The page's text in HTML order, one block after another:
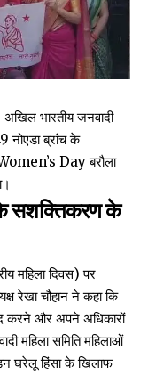
अखिल भारतीय जनवादी
नोएडा ब्रांच के
Day बरौला
के सशक्तिकरण के
महिला दिवस) पर
रेखा चौहान ने कहा कि
करने और अपने अधिकारों
महिला समिति महिलाओं
घरेलू हिंसा के खिलाफ